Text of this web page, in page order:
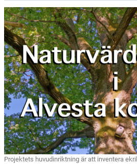
Projektets huvudinriktning är att inventera